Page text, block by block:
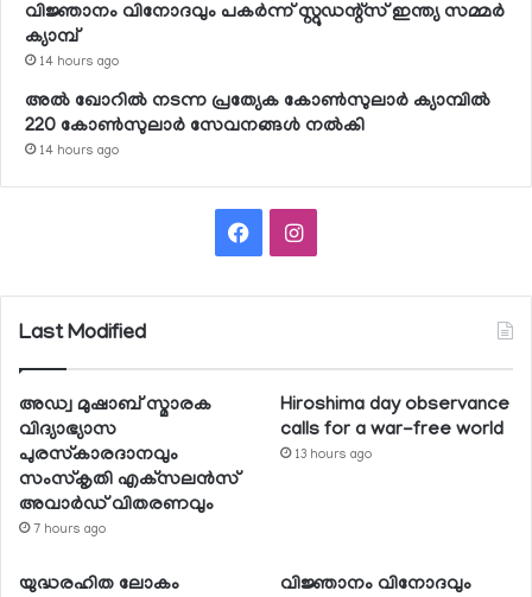
വിജ്ഞാനം വിനോദവും പകര്‍ന്ന് സ്റ്റുഡന്റ്‌സ് ഇന്ത്യ സമ്മര്‍
ക്യാമ്പ്
14 hours ago
അല്‍ ഖോറില്‍ നടന്ന പ്രത്യേക കോണ്‍സുലാര്‍ ക്യാമ്പില്‍
220 കോണ്‍സുലാര്‍ സേവനങ്ങള്‍ നല്‍കി
14 hours ago
FacebookInstagram
Last Modified
അഡ്വ മുഷാബ് സ്മാരക
വിദ്യാഭ്യാസ
പുരസ്‌കാരദാനവും
സംസ്‌കൃതി എക്‌സലന്‍സ്
അവാര്‍ഡ് വിതരണവും
7 hours ago
Hiroshima day observance
calls for a war-free world
13 hours ago
യുദ്ധരഹിത ലോകം
വിജ്ഞാനം വിനോദവും